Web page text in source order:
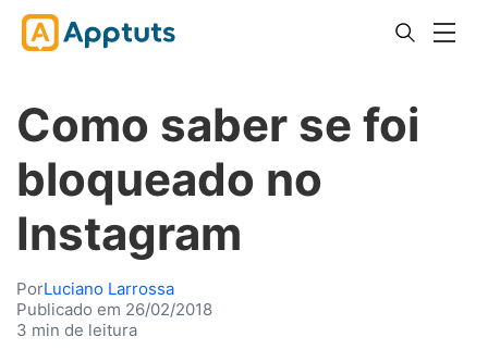
Como saber se foi
bloqueado no
Instagram
PorLuciano Larrossa
Publicado em 26/02/2018
3 min de leitura